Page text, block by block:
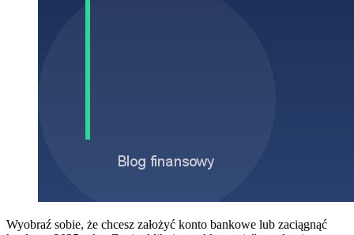
Wyobraź sobie, że chcesz założyć konto bankowe lub zaciągnąć